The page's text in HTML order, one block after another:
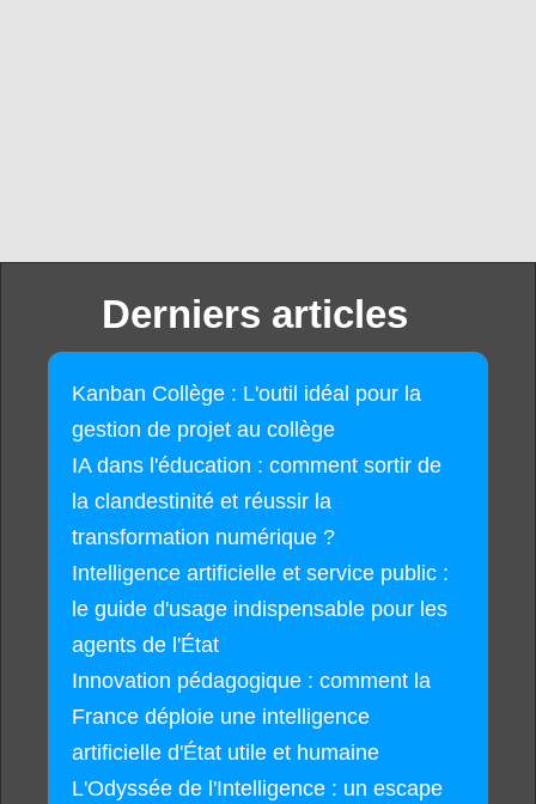
Derniers articles
Kanban Collège : L'outil idéal pour la
gestion de projet au collège
IA dans l'éducation : comment sortir de
la clandestinité et réussir la
transformation numérique ?
Intelligence artificielle et service public :
le guide d'usage indispensable pour les
agents de l'État
Innovation pédagogique : comment la
France déploie une intelligence
artificielle d'État utile et humaine
L'Odyssée de l'Intelligence : un escape